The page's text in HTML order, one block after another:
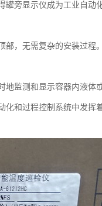
罐旁显示仪成为工业自动
部，无需复杂的安装过程
地监测和显示容器内液体
化和过程控制系统中发挥